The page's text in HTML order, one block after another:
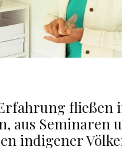
fließen
aus Seminaren
indigener